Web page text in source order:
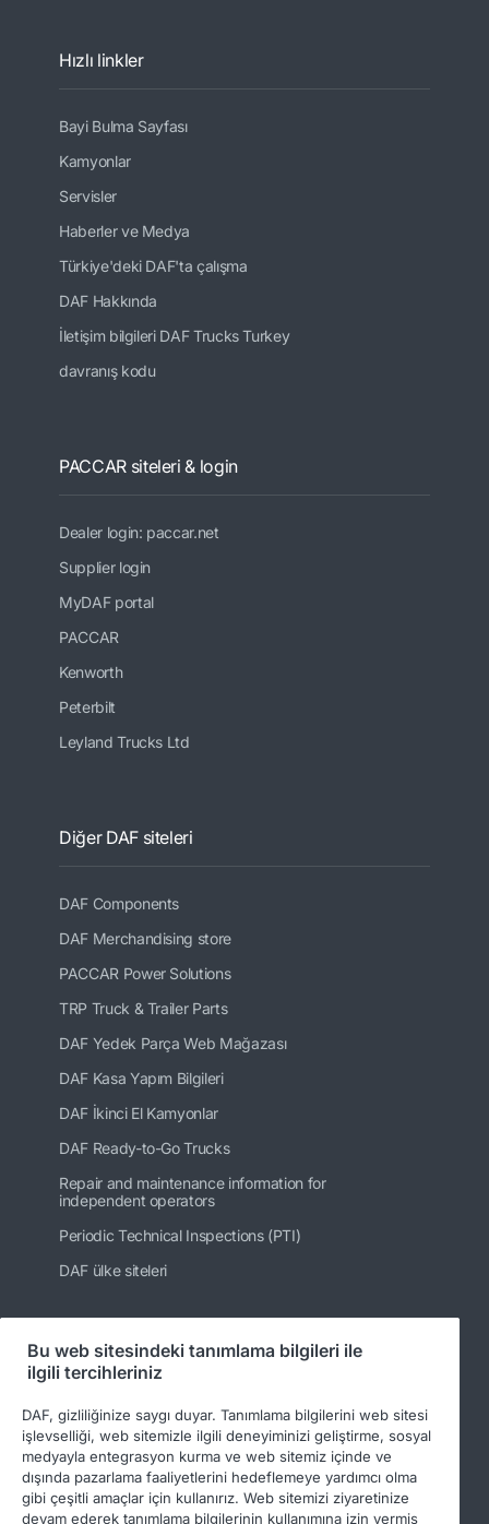
Hızlı linkler
Bayi Bulma Sayfası
Kamyonlar
Servisler
Haberler ve Medya
Türkiye'deki DAF'ta çalışma
DAF Hakkında
İletişim bilgileri DAF Trucks Turkey
davranış kodu
PACCAR siteleri & login
Dealer login: paccar.net
Supplier login
MyDAF portal
PACCAR
Kenworth
Peterbilt
Leyland Trucks Ltd
Diğer DAF siteleri
DAF Components
DAF Merchandising store
PACCAR Power Solutions
TRP Truck & Trailer Parts
DAF Yedek Parça Web Mağazası
DAF Kasa Yapım Bilgileri
DAF İkinci El Kamyonlar
DAF Ready-to-Go Trucks
Repair and maintenance information for
independent operators
Periodic Technical Inspections (PTI)
DAF ülke siteleri
Bizi takip edin
Bu web sitesindeki tanımlama bilgileri ile
ilgili tercihleriniz
DAF, gizliliğinize saygı duyar. Tanımlama bilgilerini web sitesi
işlevselliği, web sitemizle ilgili deneyiminizi geliştirme, sosyal
medyayla entegrasyon kurma ve web sitemiz içinde ve
dışında pazarlama faaliyetlerini hedeflemeye yardımcı olma
gibi çeşitli amaçlar için kullanırız. Web sitemizi ziyaretinize
devam ederek tanımlama bilgilerinin kullanımına izin vermiş